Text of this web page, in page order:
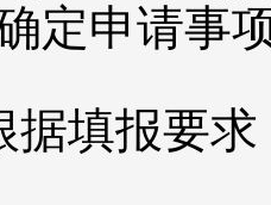
定申请事
据填报要